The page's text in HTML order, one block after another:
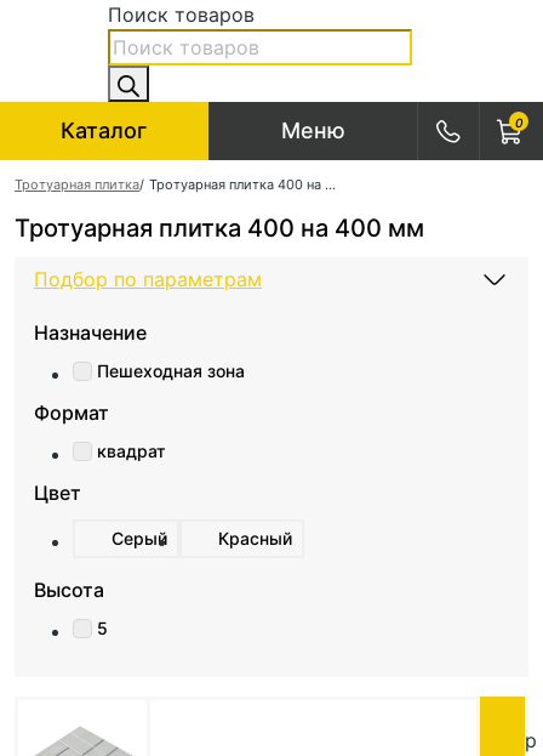
Поиск товаров
Каталог Меню 0
Тротуарная плитка/ Тротуарная плитка 400 на 400 мм
Тротуарная плитка 400 на 400 мм
Подбор по параметрам
Назначение
Пешеходная зона
Формат
квадрат
Цвет
Серый Красный
Высота
5
товар